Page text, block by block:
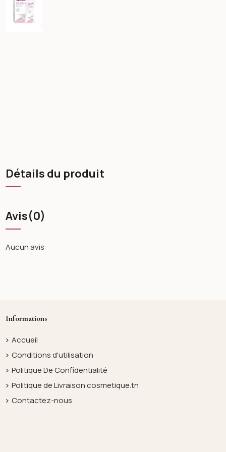
Détails du produit
Avis(0)
Aucun avis
Informations
Accueil
Conditions d'utilisation
Politique De Confidentialité
Politique de Livraison cosmetique.tn
Contactez-nous